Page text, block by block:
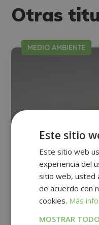
Otras
MEDIO AMBIENTE
Este sitio
Este sitio web
experiencia del
sitio web, usted
de acuerdo con
cookies. Más
MOSTRAR